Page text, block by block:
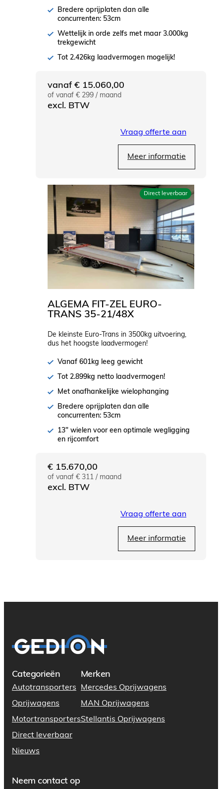
Bredere oprijplaten dan alle
concurrenten: 53cm
Wettelijk in orde zelfs met maar 3.000kg
trekgewicht
Tot 2.426kg laadvermogen mogelijk!
vanaf € 15.060,00
of vanaf € 299 / maand
excl. BTW
Vraag offerte aan
Meer informatie
Direct leverbaar
ALGEMA FIT-ZEL EURO-
TRANS 35-21/48X
De kleinste Euro-Trans in 3500kg uitvoering,
dus het hoogste laadvermogen!
Vanaf 601kg leeg gewicht
Tot 2.899kg netto laadvermogen!
Met onafhankelijke wielophanging
Bredere oprijplaten dan alle
concurrenten: 53cm
13" wielen voor een optimale wegligging
en rijcomfort
€ 15.670,00
of vanaf € 311 / maand
excl. BTW
Vraag offerte aan
Meer informatie
Categorieën
Autotransporters
Oprijwagens
Motortransporters
Direct leverbaar
Nieuws
Merken
Mercedes Oprijwagens
MAN Oprijwagens
Stellantis Oprijwagens
Neem contact op